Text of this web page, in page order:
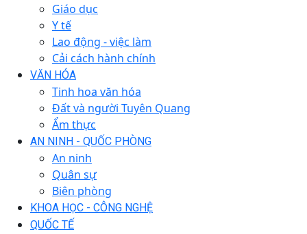
Giáo dục
Y tế
Lao động - việc làm
Cải cách hành chính
VĂN HÓA
Tinh hoa văn hóa
Đất và người Tuyên Quang
Ẩm thực
AN NINH - QUỐC PHÒNG
An ninh
Quân sự
Biên phòng
KHOA HỌC - CÔNG NGHỆ
QUỐC TẾ